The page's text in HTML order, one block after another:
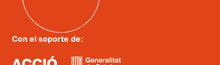
Con el soporte de: